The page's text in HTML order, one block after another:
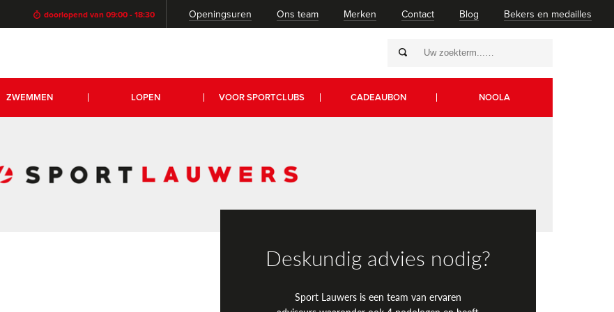
doorlopend van 09:00 - 18:30 Openingsuren Ons team Merken Contact Blog Bekers en medailles
ZWEMMEN LOPEN VOOR SPORTCLUBS CADEAUBON NOOLA
Deskundig advies nodig?
Sport Lauwers is een team van ervaren